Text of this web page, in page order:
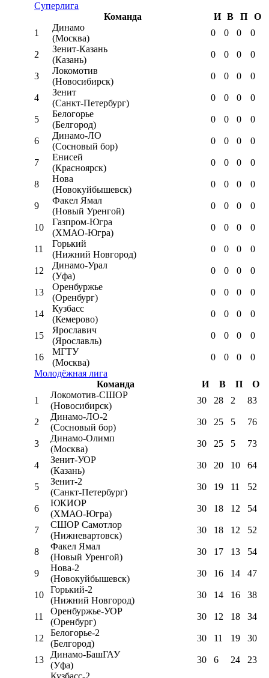
Суперлига
Команда
И В П
О
1
Динамо
(Москва)
0 0 0 0
2
Зенит-Казань
(Казань)
0 0 0 0
3
Локомотив
(Новосибирск)
0 0 0 0
4
Зенит
(Санкт-Петербург)
0 0 0 0
5
Белогорье
(Белгород)
0 0 0 0
6
Динамо-ЛО
(Сосновый бор)
0 0 0 0
7
Енисей
(Красноярск)
0 0 0 0
8
Нова
(Новокуйбышевск)
0 0 0 0
9
Факел Ямал
(Новый Уренгой)
0 0 0 0
10
Газпром-Югра
(ХМАО-Югра)
0 0 0 0
11
Горький
(Нижний Новгород)
0 0 0 0
12
Динамо-Урал
(Уфа)
0 0 0 0
13
Оренбуржье
(Оренбург)
0 0 0 0
14
Кузбасс
(Кемерово)
0 0 0 0
15
Ярославич
(Ярославль)
0 0 0 0
16
МГТУ
(Москва)
0 0 0
0
Молодёжная лига
Команда
И В П
О
1
Локомотив-CШОР
(Новосибирск)
30 28 2 83
2
Динамо-ЛО-2
(Сосновый бор)
30 25 5 76
3
Динамо-Олимп
(Москва)
30 25 5 73
4
Зенит-УОР
(Казань)
30 20 10 64
5
Зенит-2
(Санкт-Петербург)
30 19 11 52
6
ЮКИОР
(ХМАО-Югра)
30 18 12 54
7
СШОР Самотлор
(Нижневартовск)
30 18 12 52
8
Факел Ямал
(Новый Уренгой)
30 17 13 54
9
Нова-2
(Новокуйбышевск)
30 16 14 47
10
Горький-2
(Нижний Новгород)
30 14 16 38
11
Оренбуржье-УОР
(Оренбург)
30 12 18 34
12
Белогорье-2
(Белгород)
30 11 19 30
13
Динамо-БашГАУ
(Уфа)
30 6 24 23
Кузбасс-2